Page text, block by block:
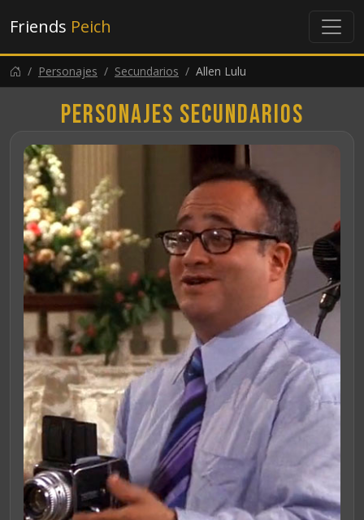
Friends Peich
Personajes Secundarios Allen Lulu
Personajes secundarios